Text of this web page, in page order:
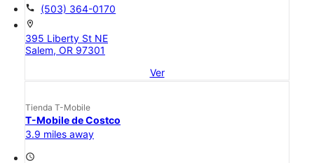
call (503) 364-0170
location_on
395 Liberty St NE
Salem, OR 97301
Ver
Tienda T-Mobile
T-Mobile de Costco
3.9 miles away
access_time